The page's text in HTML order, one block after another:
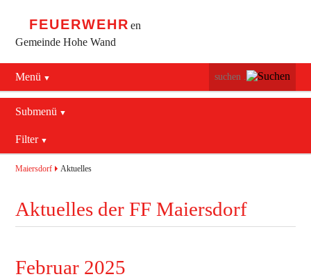
FEUERWEHR en
Gemeinde Hohe Wand
Menü
Navigation
überspringen
Netting
Submenü
überspringen
Aktuelles
Mannschaft
Ausrüstung
Filter
2016
2018
Maiersdorf Aktuelles
Aktuelles der FF Maiersdorf
Februar 2025